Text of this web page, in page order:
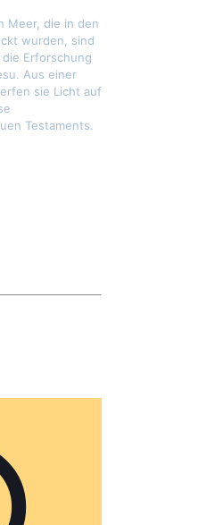
Meer, die in den
wurden, sind
Erforschung
Aus einer
sie Licht auf
Testaments.